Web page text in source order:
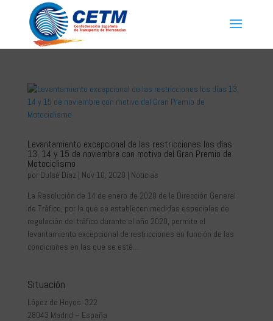
Levantamiento excepcional de las restricciones los días
13, 14 y 15 de noviembre con motivo del Gran Premio de
Motociclismo
por Dulsé Diaz | Nov 10, 2020 | Noticias
La Resolución de 14 de enero de 2020 de la Dirección General
de Tráfico, por la que se establecen medidas especiales de
regulación del tráfico durante el año 2020, permite el
levantamiento excepcional de restricciones en función de las
condiciones en las que se esté...
Situación
López de Hoyos, 322
28043 Madrid – España